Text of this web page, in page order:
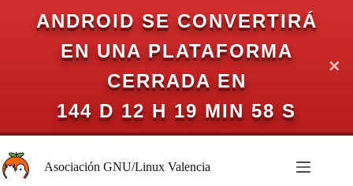
ANDROID SE CONVERTIRÁ
EN UNA PLATAFORMA
CERRADA EN
144 D 12 H 19 MIN 58 S
✕
al
contenidoAsociación GNU/Linux Valencia